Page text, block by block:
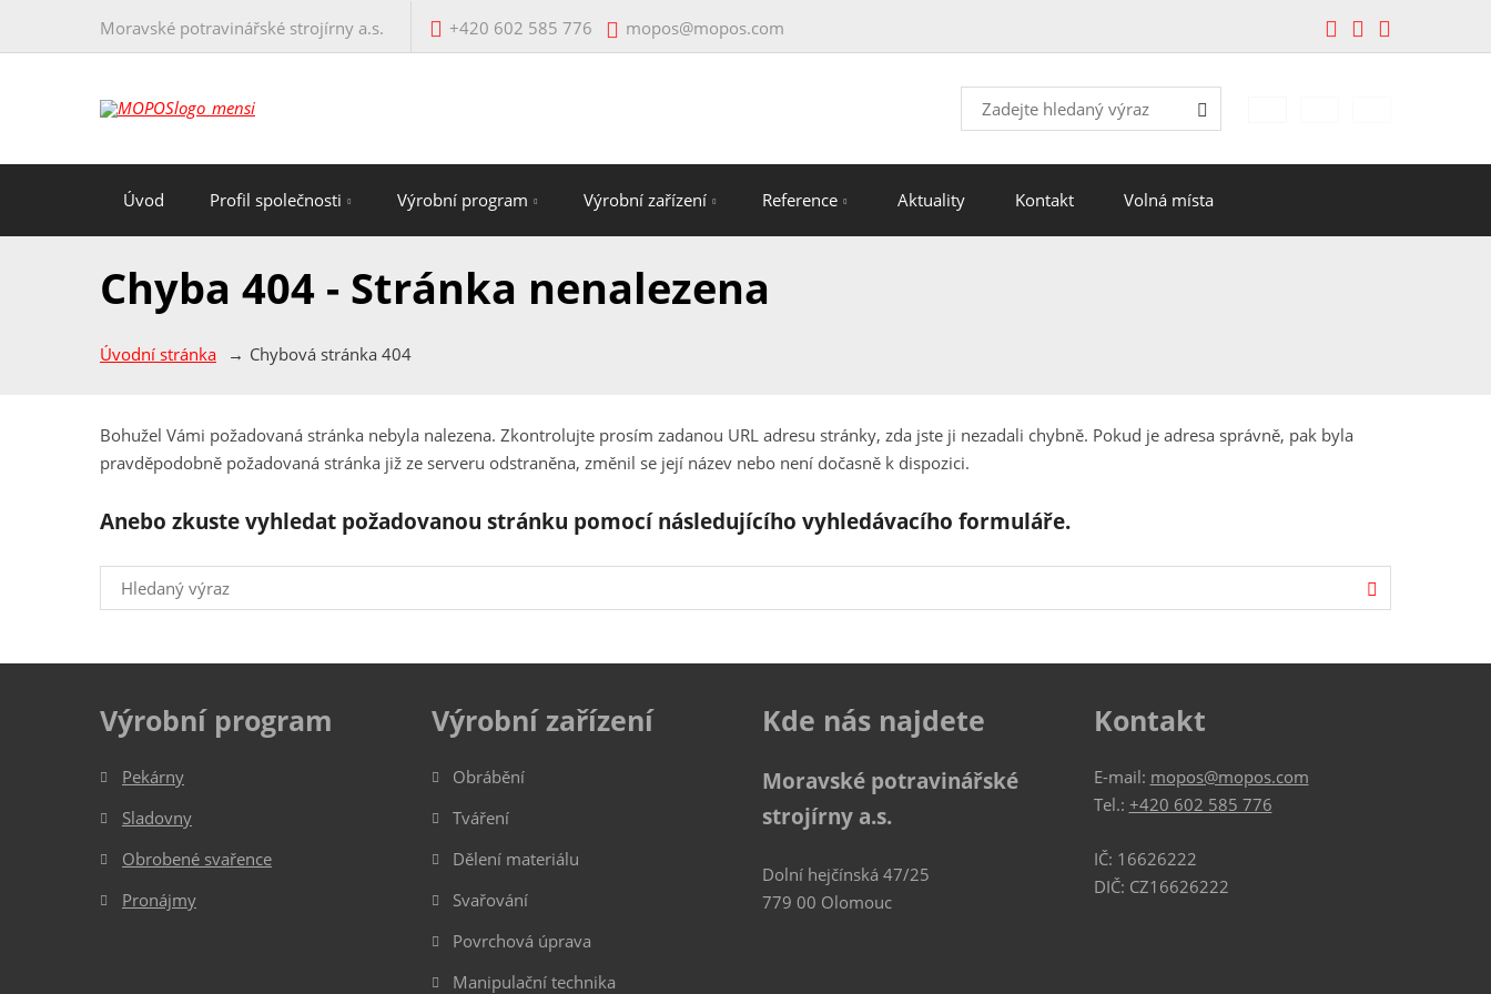
Moravské potravinářské strojírny a.s. +420 602 585 776 mopos@mopos.com
Vyhledávání Hledat
Úvod Profil společnosti Výrobní program Výrobní zařízení Reference Aktuality Kontakt Volná místa
Chyba 404 - Stránka nenalezena
Úvodní stránka Chybová stránka 404
Bohužel Vámi požadovaná stránka nebyla nalezena. Zkontrolujte prosím zadanou URL adresu stránky, zda jste ji nezadali chybně. Pokud je adresa správně, pak byla
pravděpodobně požadovaná stránka již ze serveru odstraněna, změnil se její název nebo není dočasně k dispozici.
Anebo zkuste vyhledat požadovanou stránku pomocí následujícího vyhledávacího formuláře.
Vyhledávání Hledat
Výrobní program
Pekárny
Sladovny
Obrobené svařence
Pronájmy
Výrobní zařízení
Obrábění
Tváření
Dělení materiálu
Svařování
Povrchová úprava
Manipulační technika
Kde nás najdete
Moravské potravinářské
strojírny a.s.
Dolní hejčínská 47/25
779 00 Olomouc
Kontakt
E-mail: mopos@mopos.com
Tel.: +420 602 585 776
IČ: 16626222
DIČ: CZ16626222